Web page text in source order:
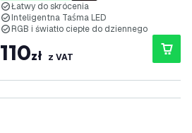
Łatwy do skrócenia
Inteligentna Taśma LED
RGB i światło ciepłe do dziennego
110zł z VAT